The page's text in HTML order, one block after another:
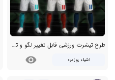
طرح تیشرت ورزشی قابل تغییر لگو و تبلیغات
اشیاء روزمره visibility